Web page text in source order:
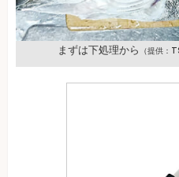
まずは下処理から （提供：